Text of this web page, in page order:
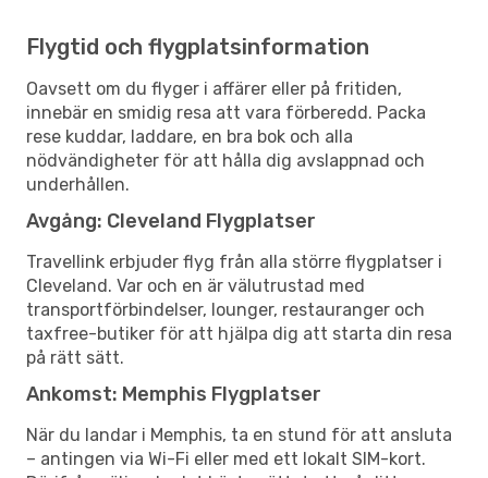
Flygtid och flygplatsinformation
Oavsett om du flyger i affärer eller på fritiden,
innebär en smidig resa att vara förberedd. Packa
rese kuddar, laddare, en bra bok och alla
nödvändigheter för att hålla dig avslappnad och
underhållen.
Avgång: Cleveland Flygplatser
Travellink erbjuder flyg från alla större flygplatser i
Cleveland. Var och en är välutrustad med
transportförbindelser, lounger, restauranger och
taxfree-butiker för att hjälpa dig att starta din resa
på rätt sätt.
Ankomst: Memphis Flygplatser
När du landar i Memphis, ta en stund för att ansluta
– antingen via Wi-Fi eller med ett lokalt SIM-kort.